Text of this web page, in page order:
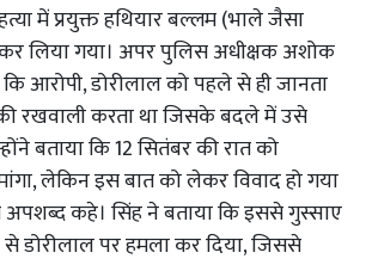
में प्रयुक्त हथियार बल्लम (भाले जैसा
कर लिया गया। अपर पुलिस अधीक्षक अशोक
आरोपी, डोरीलाल को पहले से ही जानता
रखवाली करता था जिसके बदले में उसे
बताया कि 12 सितंबर की रात को
लेकिन इस बात को लेकर विवाद हो गया
कहे। सिंह ने बताया कि इससे गुस्साए
डोरीलाल पर हमला कर दिया, जिससे